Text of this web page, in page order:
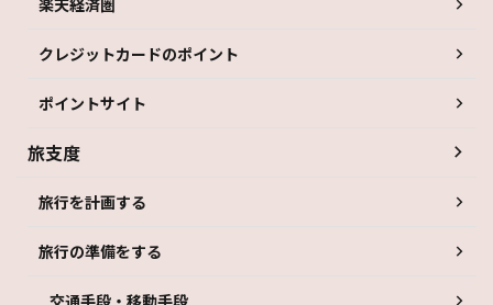
クレジットカードのポイント
ポイントサイト
旅支度
旅行を計画する
旅行の準備をする
交通手段・移動手段